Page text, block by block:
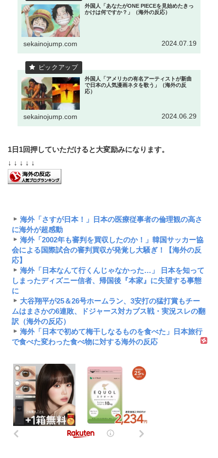
外国人「あなたがONE PIECEを見始めたきっ
かけは何ですか？」（海外の反応）
sekainojump.com 2024.07.19
外国人「アメリカの有名アーティストが新曲
で日本の人気漫画ネタを歌う」（海外の反
応）
sekainojump.com 2024.06.29
1日1回押していただけると大変励みになります。
↓ ↓ ↓ ↓ ↓
海外「さすが日本！」日本の医療従事者の倫理観の高さ
に海外が超感動
海外「2002年も審判を買収したのか！」韓国サッカー協
会による国際試合の審判買収が発覚し大騒ぎ！【海外の反
応】
海外「日本なんて行くんじゃなかった…」 日本を知って
しまったディズニー信者、帰国後『本家』に失望する事態
に
大谷翔平が25＆26号ホームラン、3安打の猛打賞もチー
ムはまさかの6連敗、ドジャース対カブス戦・実況スレの翻
訳（海外の反応）
海外「日本で初めて梅干しなるものを食べた」日本旅行
で食べた変わった食べ物に対する海外の反応